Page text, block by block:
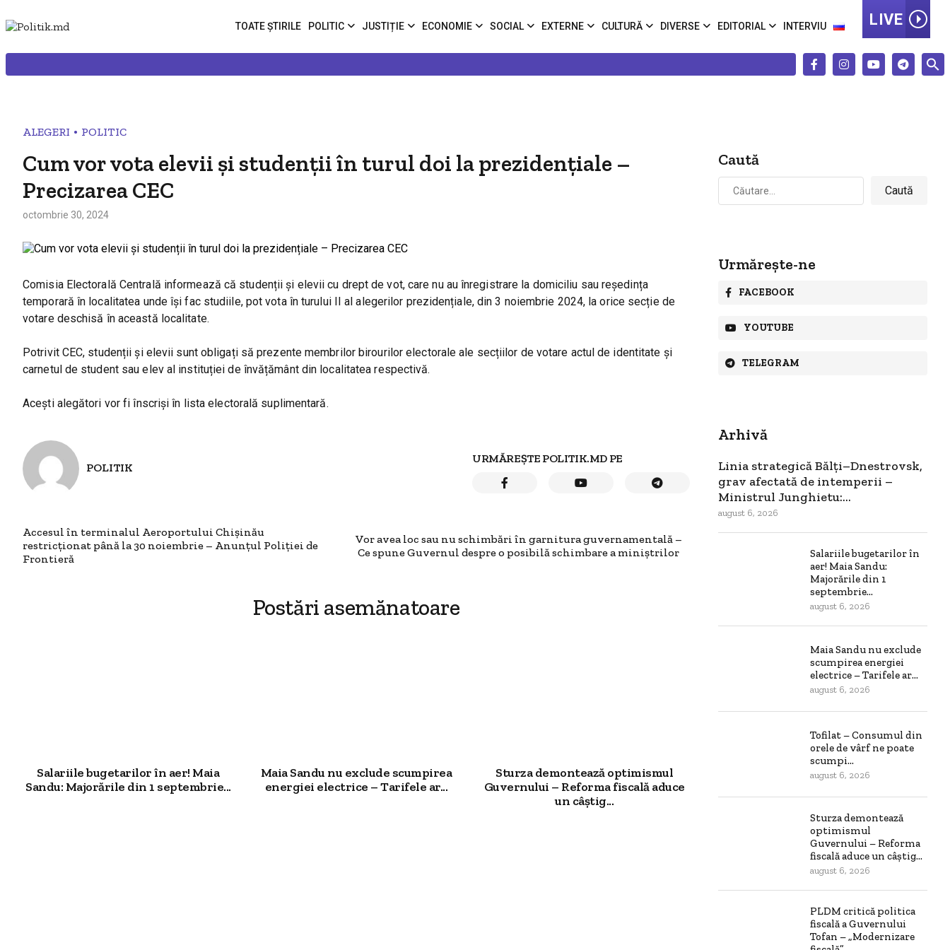
TOATE ȘTIRILE POLITIC JUSTIȚIE ECONOMIE SOCIAL EXTERNE CULTURĂ DIVERSE EDITORIAL INTERVIU LIVE
ALEGERI • POLITIC
Cum vor vota elevii și studenții în turul doi la prezidențiale –
Precizarea CEC
octombrie 30, 2024
Comisia Electorală Centrală informează că studenții și elevii cu drept de vot, care nu au înregistrare la domiciliu sau reședința
temporară în localitatea unde își fac studiile, pot vota în turului II al alegerilor prezidențiale, din 3 noiembrie 2024, la orice secție de
votare deschisă în această localitate.
Potrivit CEC, studenții și elevii sunt obligați să prezente membrilor birourilor electorale ale secțiilor de votare actul de identitate și
carnetul de student sau elev al instituției de învățământ din localitatea respectivă.
Acești alegători vor fi înscriși în lista electorală suplimentară.
POLITIK
URMĂREȘTE POLITIK.MD PE
Accesul în terminalul Aeroportului Chișinău
restricționat până la 30 noiembrie – Anunțul Poliţiei de
Frontieră
Vor avea loc sau nu schimbări în garnitura guvernamentală –
Ce spune Guvernul despre o posibilă schimbare a miniștrilor
Postări asemănatoare
Salariile bugetarilor în aer! Maia
Sandu: Majorările din 1 septembrie...
Maia Sandu nu exclude scumpirea
energiei electrice – Tarifele ar...
Sturza demontează optimismul
Guvernului – Reforma fiscală aduce
un câștig...
Caută
Caută
după:
Urmărește-ne
FACEBOOK
YOUTUBE
TELEGRAM
Arhivă
Linia strategică Bălți–Dnestrovsk,
grav afectată de intemperii –
Ministrul Junghietu:...
august 6, 2026
Salariile bugetarilor în
aer! Maia Sandu:
Majorările din 1
septembrie...
august 6, 2026
Maia Sandu nu exclude
scumpirea energiei
electrice – Tarifele ar...
august 6, 2026
Tofilat – Consumul din
orele de vârf ne poate
scumpi...
august 6, 2026
Sturza demontează
optimismul
Guvernului – Reforma
fiscală aduce un câștig...
august 6, 2026
PLDM critică politica
fiscală a Guvernului
Tofan – „Modernizare